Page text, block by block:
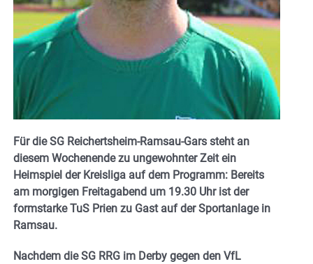
Für die SG Reichertsheim-Ramsau-Gars steht an
diesem Wochenende zu ungewohnter Zeit ein
Heimspiel der Kreisliga auf dem Programm: Bereits
am morgigen Freitagabend um 19.30 Uhr ist der
formstarke TuS Prien zu Gast auf der Sportanlage in
Ramsau.
Nachdem die SG RRG im Derby gegen den VfL